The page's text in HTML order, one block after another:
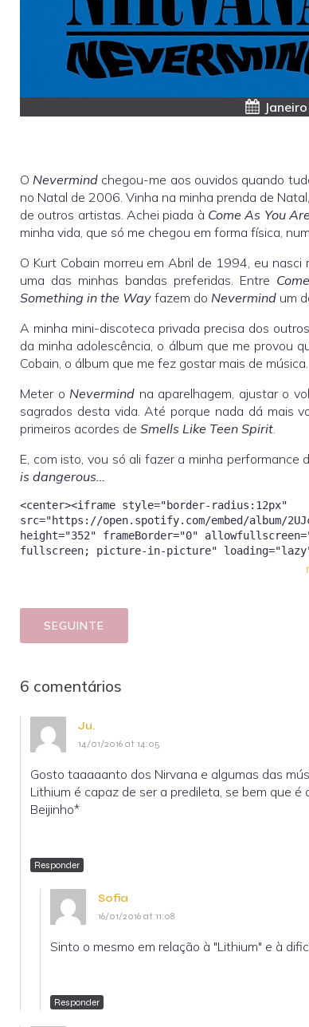
O Nevermind chegou-me aos ouvidos quando
no Natal de 2006. Vinha na minha prenda de
de outros artistas. Achei piada à Come As You Are
minha vida, que só me chegou em forma física,
O Kurt Cobain morreu em Abril de 1994, eu nasci
uma das minhas bandas preferidas. Entre
Something in the Way fazem do Nevermind um
A minha mini-discoteca privada precisa dos
da minha adolescência, o álbum que me provou
Cobain, o álbum que me fez gostar mais de música.
Meter o Nevermind na aparelhagem, ajustar o
sagrados desta vida. Até porque nada dá mais
primeiros acordes de Smells Like Teen Spirit.
E, com isto, vou só ali fazer a minha performance
is dangerous…
<center><iframe style="border-radius:12px"
src="https://open.spotify.com/embed/album/
height="352" frameBorder="0"
SEGUINTE
6 comentários
Ju.
14/01/2016 at 14:05
Gosto taaaaanto dos Nirvana e algumas das
Lithium é capaz de ser a predileta, se bem que é
Beijinho*
Responder
Sofia
16/01/2016 at 11:08
Sinto o mesmo em relação à "Lithium" e à
Responder